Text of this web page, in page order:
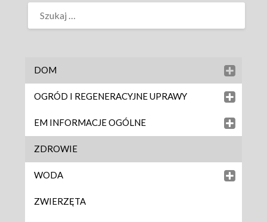
DOM
OGRÓD I REGENERACYJNE UPRAWY
EM INFORMACJE OGÓLNE
ZDROWIE
WODA
ZWIERZĘTA